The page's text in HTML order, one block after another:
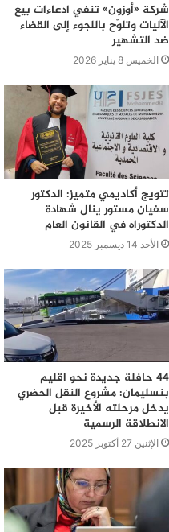
شركة «أوزون» تنفي ادعاءات بيع
الآليات وتلوّح باللجوء إلى القضاء
ضد التشهير
الخميس 8 يناير 2026
تتويج أكاديمي متميز: الدكتور
سفيان مستور ينال شهادة
الدكتوراه في القانون العام
الأحد 14 ديسمبر 2025
44 حافلة جديدة نحو اقليم
بنسليمان: مشروع النقل الحضري
يدخل مرحلته الأخيرة قبل
الانطلاقة الرسمية
الإثنين 27 أكتوبر 2025